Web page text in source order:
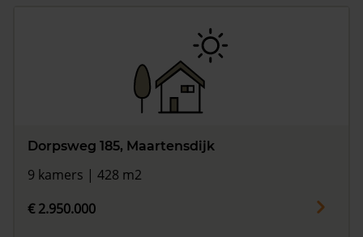
Dorpsweg 185, Maartensdijk
9 kamers | 428 m2
€ 2.950.000